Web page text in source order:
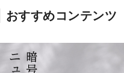
おすすめコンテンツ